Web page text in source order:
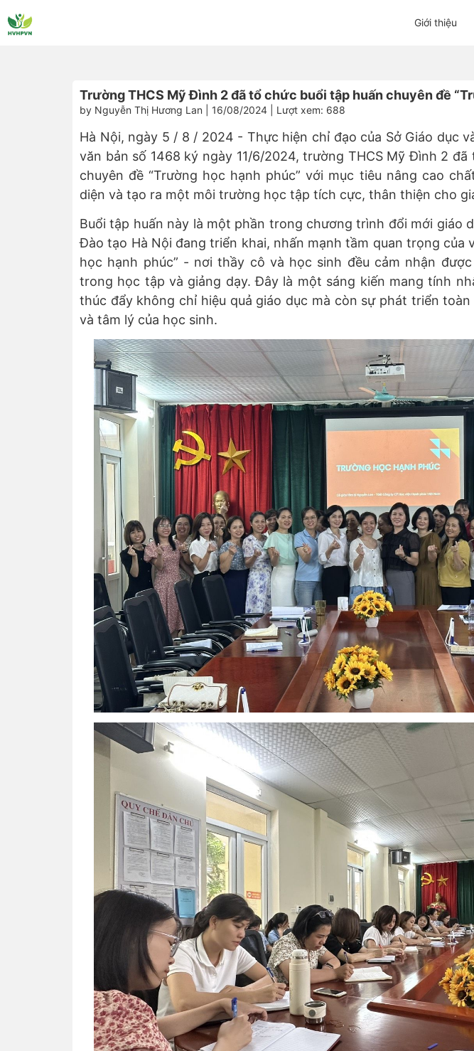
Giới thiệu
Trường THCS Mỹ Đình 2 đã tổ chức buổi tập huấn chuyên đề
by Nguyễn Thị Hương Lan | 16/08/2024 | Lượt xem: 688
Hà Nội, ngày 5 / 8 / 2024 - Thực hiện chỉ đạo của Sở Giáo dục
văn bản số 1468 ký ngày 11/6/2024, trường THCS Mỹ Đình 2
chuyên đề “Trường học hạnh phúc” với mục tiêu nâng cao
diện và tạo ra một môi trường học tập tích cực, thân thiện cho
Buổi tập huấn này là một phần trong chương trình đổi mới giáo
Đào tạo Hà Nội đang triển khai, nhấn mạnh tầm quan trọng của
học hạnh phúc” - nơi thầy cô và học sinh đều cảm nhận
trong học tập và giảng dạy. Đây là một sáng kiến mang tính
thúc đẩy không chỉ hiệu quả giáo dục mà còn sự phát triển
và tâm lý của học sinh.